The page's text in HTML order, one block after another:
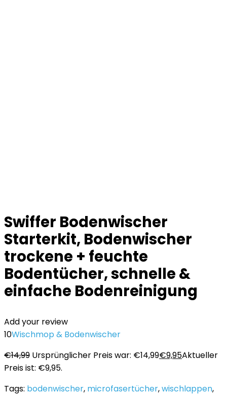
Swiffer Bodenwischer
Starterkit, Bodenwischer
trockene + feuchte
Bodentücher, schnelle &
einfache Bodenreinigung
Add your review
10Wischmop & Bodenwischer
€14,99 Ursprünglicher Preis war: €14,99€9,95Aktueller
Preis ist: €9,95.
Tags: bodenwischer, microfasertücher,wischlappen,